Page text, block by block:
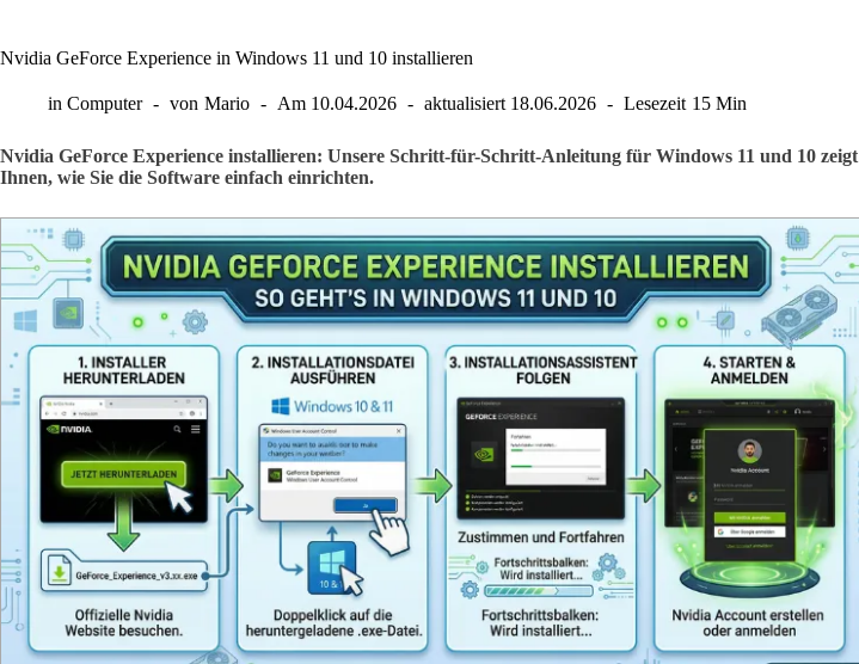
Nvidia GeForce Experience in Windows 11 und 10 installieren
in Computer von Mario Am 10.04.2026 aktualisiert 18.06.2026 Lesezeit 15 Min
Nvidia GeForce Experience installieren: Unsere Schritt-für-Schritt-Anleitung für Windows 11 und 10 zeigt
Ihnen, wie Sie die Software einfach einrichten.